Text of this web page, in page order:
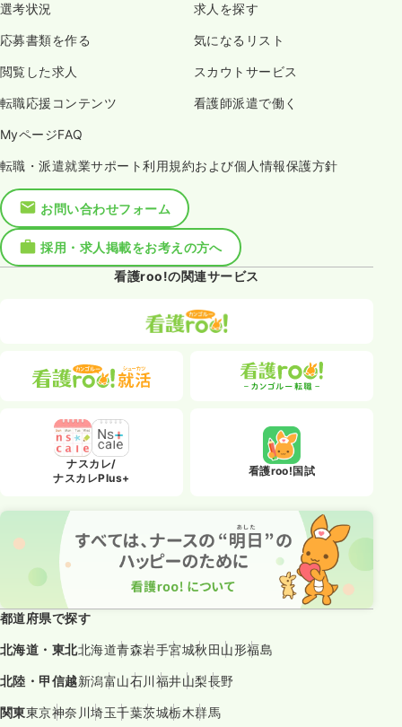
選考状況 求人を探す
応募書類を作る 気になるリスト
閲覧した求人 スカウトサービス
転職応援コンテンツ 看護師派遣で働く
MyページFAQ
転職・派遣就業サポート利用規約および個人情報保護方針
お問い合わせフォーム
採用・求人掲載をお考えの方へ
看護roo!の関連サービス
ナスカレ/
ナスカレPlus+
看護roo!国試
都道府県で探す
北海道・東北北海道青森岩手宮城秋田山形福島
北陸・甲信越新潟富山石川福井山梨長野
関東東京神奈川埼玉千葉茨城栃木群馬